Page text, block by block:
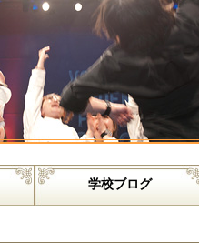
学校ブログ